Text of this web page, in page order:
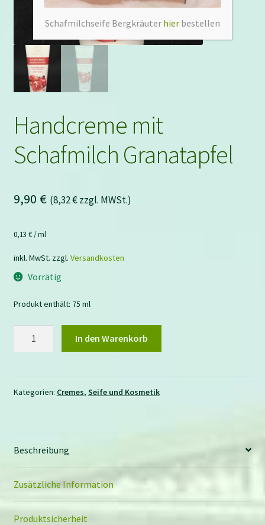
Handcreme mit
Schafmilch Granatapfel
9,90 € (8,32€zzgl. MWSt.)
0,13 €/ml
inkl. MwSt. zzgl. Versandkosten
Vorrätig
Produkt enthält: 75 ml
Menge
In den Warenkorb
Kategorien: Cremes, Seife und Kosmetik
Beschreibung
Zusätzliche Information
Produktsicherheit
Schafmilchseife Bergkräuter hier bestellen